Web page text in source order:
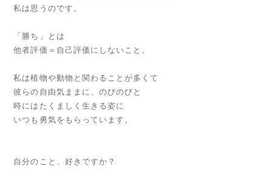
私は思うのです。
「勝ち」とは
他者評価＝自己評価にしないこと。
私は植物や動物と関わることが多くて
彼らの自由気ままに、のびのびと
時にはたくましく生きる姿に
いつも勇気をもらっています。
自分のこと、好きですか？